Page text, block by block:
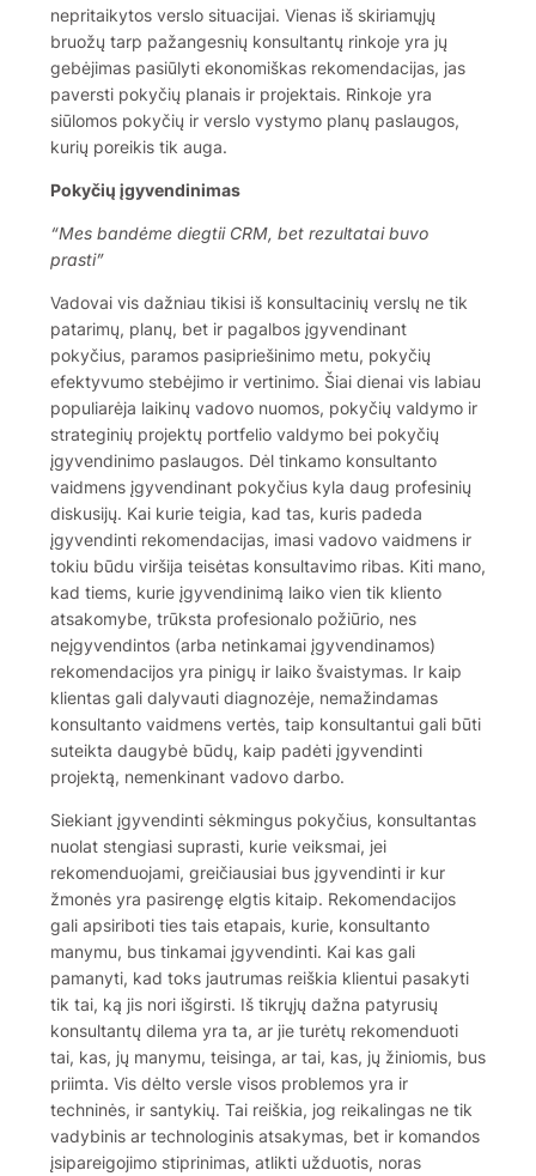
nepritaikytos verslo situacijai. Vienas iš skiriamųjų
bruožų tarp pažangesnių konsultantų rinkoje yra jų
gebėjimas pasiūlyti ekonomiškas rekomendacijas, jas
paversti pokyčių planais ir projektais. Rinkoje yra
siūlomos pokyčių ir verslo vystymo planų paslaugos,
kurių poreikis tik auga.
Pokyčių įgyvendinimas
“Mes bandėme diegtii CRM, bet rezultatai buvo
prasti”
Vadovai vis dažniau tikisi iš konsultacinių verslų ne tik
patarimų, planų, bet ir pagalbos įgyvendinant
pokyčius, paramos pasipriešinimo metu, pokyčių
efektyvumo stebėjimo ir vertinimo. Šiai dienai vis labiau
populiarėja laikinų vadovo nuomos, pokyčių valdymo ir
strateginių projektų portfelio valdymo bei pokyčių
įgyvendinimo paslaugos. Dėl tinkamo konsultanto
vaidmens įgyvendinant pokyčius kyla daug profesinių
diskusijų. Kai kurie teigia, kad tas, kuris padeda
įgyvendinti rekomendacijas, imasi vadovo vaidmens ir
tokiu būdu viršija teisėtas konsultavimo ribas. Kiti mano,
kad tiems, kurie įgyvendinimą laiko vien tik kliento
atsakomybe, trūksta profesionalo požiūrio, nes
neįgyvendintos (arba netinkamai įgyvendinamos)
rekomendacijos yra pinigų ir laiko švaistymas. Ir kaip
klientas gali dalyvauti diagnozėje, nemažindamas
konsultanto vaidmens vertės, taip konsultantui gali būti
suteikta daugybė būdų, kaip padėti įgyvendinti
projektą, nemenkinant vadovo darbo.
Siekiant įgyvendinti sėkmingus pokyčius, konsultantas
nuolat stengiasi suprasti, kurie veiksmai, jei
rekomenduojami, greičiausiai bus įgyvendinti ir kur
žmonės yra pasirengę elgtis kitaip. Rekomendacijos
gali apsiriboti ties tais etapais, kurie, konsultanto
manymu, bus tinkamai įgyvendinti. Kai kas gali
pamanyti, kad toks jautrumas reiškia klientui pasakyti
tik tai, ką jis nori išgirsti. Iš tikrųjų dažna patyrusių
konsultantų dilema yra ta, ar jie turėtų rekomenduoti
tai, kas, jų manymu, teisinga, ar tai, kas, jų žiniomis, bus
priimta. Vis dėlto versle visos problemos yra ir
techninės, ir santykių. Tai reiškia, jog reikalingas ne tik
vadybinis ar technologinis atsakymas, bet ir komandos
įsipareigojimo stiprinimas, atlikti užduotis, noras